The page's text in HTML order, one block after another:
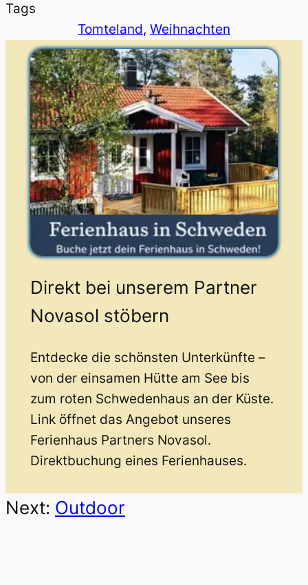
Tags
Tomteland, Weihnachten
Direkt bei unserem Partner
Novasol stöbern
Entdecke die schönsten Unterkünfte –
von der einsamen Hütte am See bis
zum roten Schwedenhaus an der Küste.
Link öffnet das Angebot unseres
Ferienhaus Partners Novasol.
Direktbuchung eines Ferienhauses.
Next: Outdoor